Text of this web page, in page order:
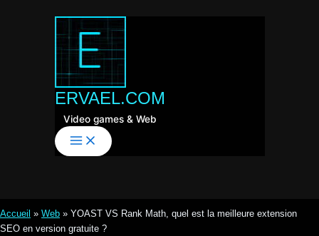
ERVAEL.COM
Video games & Web
Accueil » Web » YOAST VS Rank Math, quel est la meilleure extension
SEO en version gratuite ?